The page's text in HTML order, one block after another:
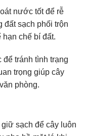
nước tốt để rễ
đất sạch phối trộn
chế bí đất.
tránh tình trạng
trọng giúp cây
phòng.
sạch để cây luôn